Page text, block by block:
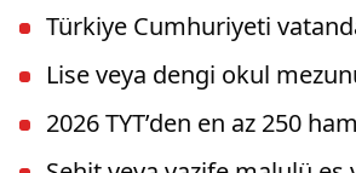
Türkiye Cumhuriyeti
Lise veya dengi okul
2026 TYT’den en az 250